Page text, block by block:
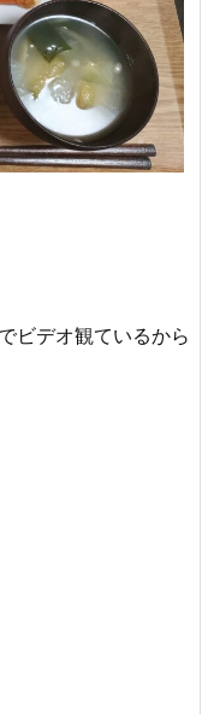
ビデオ観ているから